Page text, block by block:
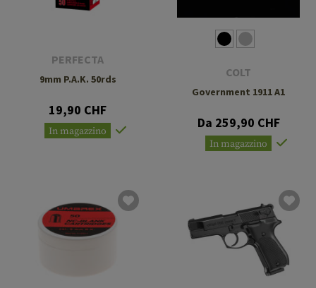
PERFECTA
9mm P.A.K. 50rds
19,90 CHF
In magazzino
COLT
Government 1911 A1
Da 259,90 CHF
In magazzino